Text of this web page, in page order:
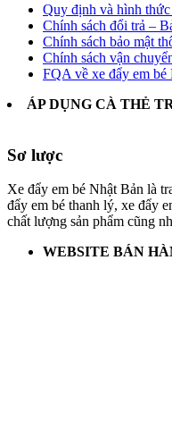
Quy định và hình thức
Chính sách đổi trả –
Chính sách bảo mật
Chính sách vận
FQA về xe đẩy em bé
ÁP DỤNG CÀ THẺ
Sơ lược
Xe đẩy em bé Nhật Bản là
đẩy em bé thanh lý, xe đẩy
chất lượng sản phẩm cũng
WEBSITE BÁN